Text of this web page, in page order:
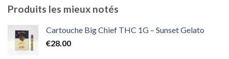
€2,000.00
Produits les mieux notés
Cartouche Big Chief THC 1G – Sunset Gelato
€28.00